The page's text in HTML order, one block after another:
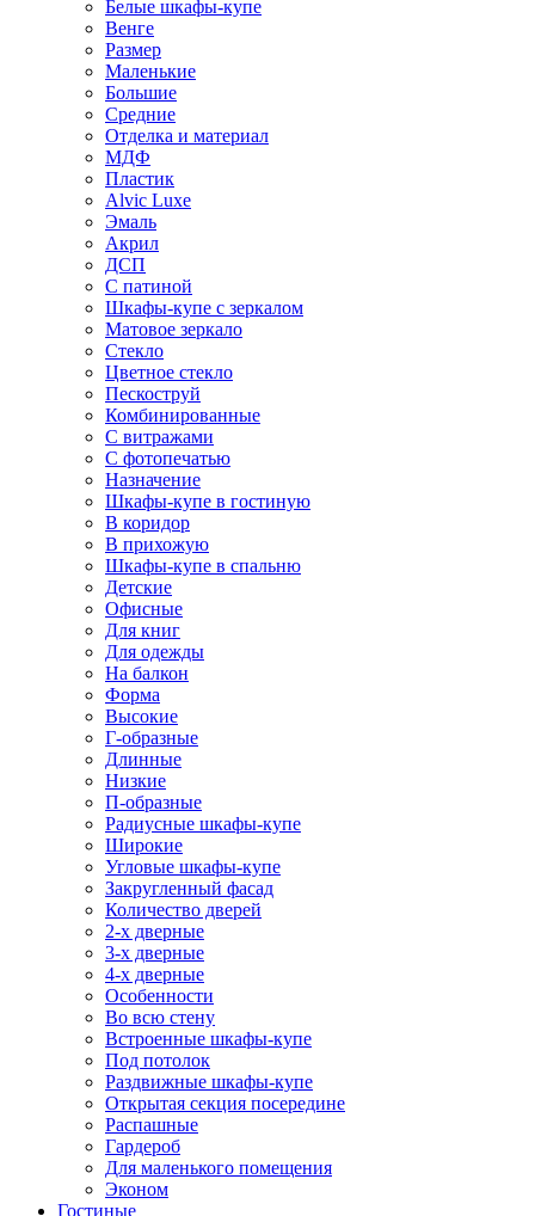
Белые шкафы-купе
Венге
Размер
Маленькие
Большие
Средние
Отделка и материал
МДФ
Пластик
Alvic Luxe
Эмаль
Акрил
ДСП
С патиной
Шкафы-купе с зеркалом
Матовое зеркало
Стекло
Цветное стекло
Пескоструй
Комбинированные
С витражами
С фотопечатью
Назначение
Шкафы-купе в гостиную
В коридор
В прихожую
Шкафы-купе в спальню
Детские
Офисные
Для книг
Для одежды
На балкон
Форма
Высокие
Г-образные
Длинные
Низкие
П-образные
Радиусные шкафы-купе
Широкие
Угловые шкафы-купе
Закругленный фасад
Количество дверей
2-х дверные
3-х дверные
4-х дверные
Особенности
Во всю стену
Встроенные шкафы-купе
Под потолок
Раздвижные шкафы-купе
Открытая секция посередине
Распашные
Гардероб
Для маленького помещения
Эконом
Гостиные